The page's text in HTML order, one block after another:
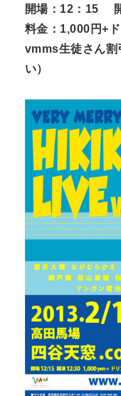
開場：12：15
料金：1,000円+
vmms生徒さん割
い）